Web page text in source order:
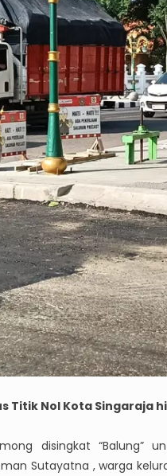
Titik Nol Kota Singaraja
disingkat “Balung”
Sutayatna , warga